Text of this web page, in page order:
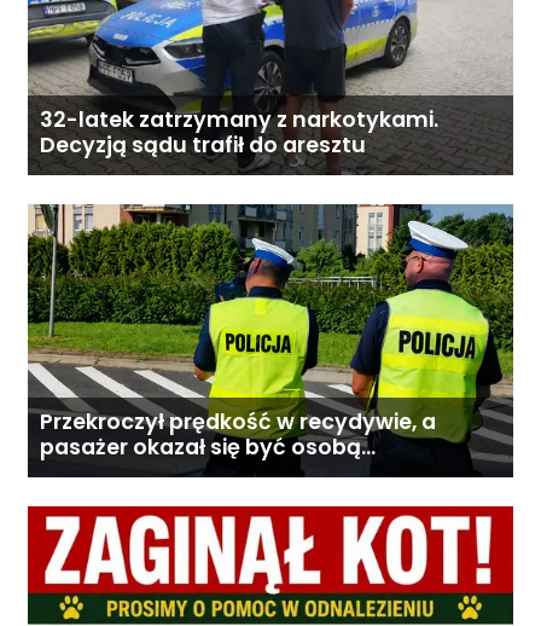
32-latek zatrzymany z narkotykami.
Decyzją sądu trafił do aresztu
Przekroczył prędkość w recydywie, a
pasażer okazał się być osobą
poszukiwaną